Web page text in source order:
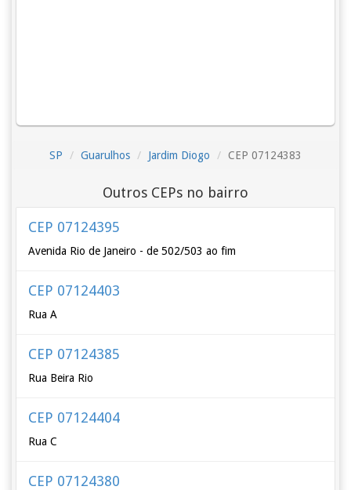
SP Guarulhos Jardim Diogo CEP 07124383
Outros CEPs no bairro
CEP 07124395
Avenida Rio de Janeiro - de 502/503 ao fim
CEP 07124403
Rua A
CEP 07124385
Rua Beira Rio
CEP 07124404
Rua C
CEP 07124380